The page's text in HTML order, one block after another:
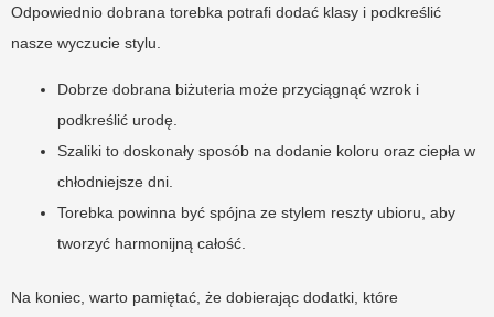
Odpowiednio dobrana torebka potrafi dodać klasy i podkreślić
nasze wyczucie stylu.
Dobrze dobrana biżuteria może przyciągnąć wzrok i
podkreślić urodę.
Szaliki to doskonały sposób na dodanie koloru oraz ciepła w
chłodniejsze dni.
Torebka powinna być spójna ze stylem reszty ubioru, aby
tworzyć harmonijną całość.
Na koniec, warto pamiętać, że dobierając dodatki, które